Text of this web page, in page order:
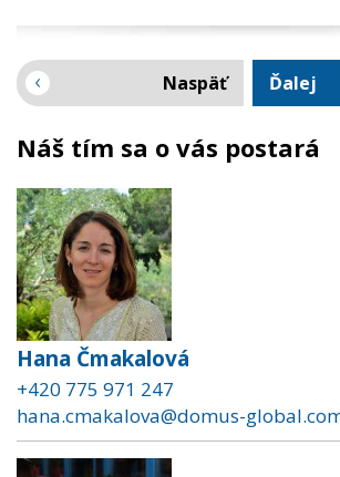
Naspäť Ďalej
Náš tím sa o vás postará
Hana Čmakalová
+420 775 971 247
hana.cmakalova@domus-